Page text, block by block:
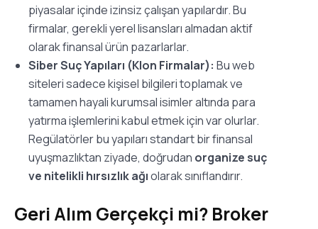
piyasalar içinde izinsiz çalışan yapılardır. Bu
firmalar, gerekli yerel lisansları almadan aktif
olarak finansal ürün pazarlarlar.
Siber Suç Yapıları (Klon Firmalar): Bu web
siteleri sadece kişisel bilgileri toplamak ve
tamamen hayali kurumsal isimler altında para
yatırma işlemlerini kabul etmek için var olurlar.
Regülatörler bu yapıları standart bir finansal
uyuşmazlıktan ziyade, doğrudan organize suç
ve nitelikli hırsızlık ağıolarak sınıflandırır.
Geri Alım Gerçekçi mi? Broker